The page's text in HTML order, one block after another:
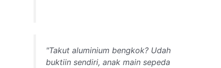
"Takut aluminium bengkok? Udah
buktiin sendiri, anak main sepeda